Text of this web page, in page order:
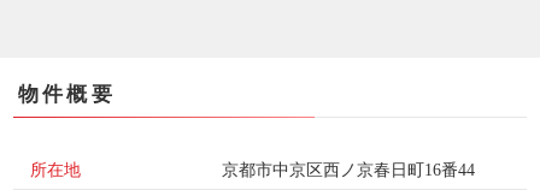
物件概要
所在地 京都市中京区西ノ京春日町16番44